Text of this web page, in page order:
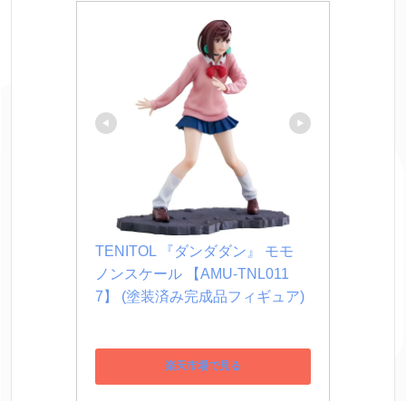
TENITOL 『ダンダダン』 モモ
ノンスケール 【AMU-TNL011
7】 (塗装済み完成品フィギュア)
楽天市場で見る